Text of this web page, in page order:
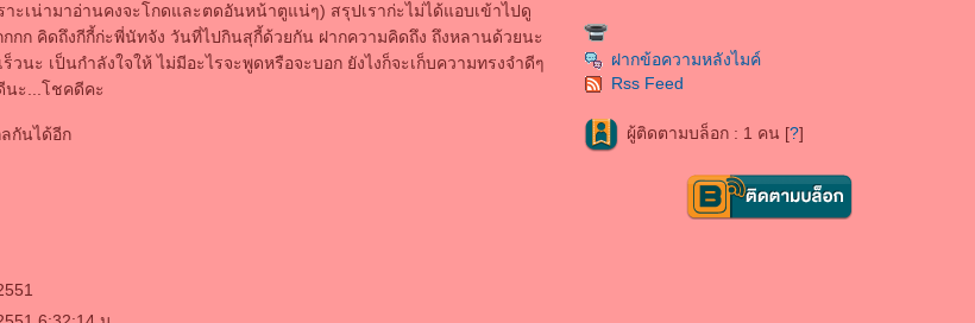
าะเน่ามาอ่านคงจะโกดและตดอันหน้าตูแน่ๆ) สรุปเราก่ะไม่ได้แอบเข้าไปดู
กกก คิดถึงกีกี้ก่ะพี่นัทจัง วันที่ไปกินสุกี้ด้วยกัน ฝากความคิดถึง ถึงหลานด้วยนะ
วนะ เป็นกำลังใจให้ ไม่มีอะไรจะพูดหรือจะบอก ยังไงก็จะเก็บความทรงจำดีๆ
นะ...โชคดีคะ
ลกันได้อีก
ฝากข้อความหลังไมค์
Rss Feed
ผู้ติดตามบล็อก : 1 คน [?]